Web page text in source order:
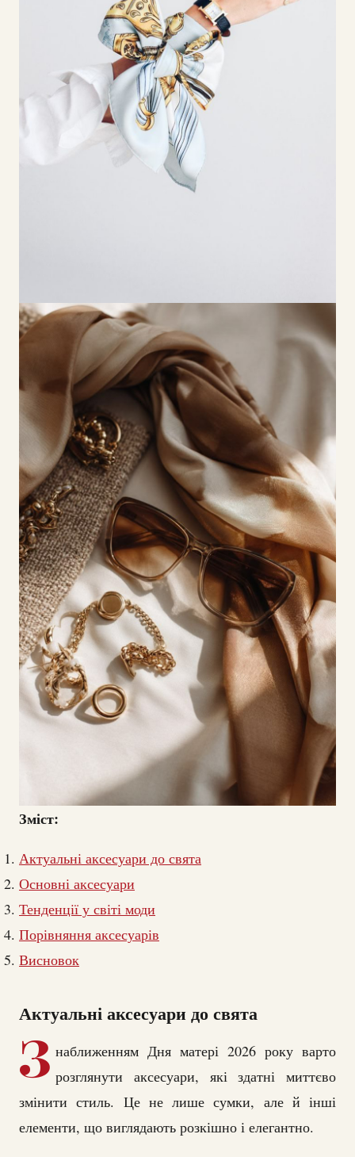
Зміст:
Актуальні аксесуари до свята
Основні аксесуари
Тенденції у світі моди
Порівняння аксесуарів
Висновок
Актуальні аксесуари до свята
З наближенням Дня матері 2026 року варто
розглянути аксесуари, які здатні миттєво
змінити стиль. Це не лише сумки, але й інші
елементи, що виглядають розкішно і елегантно.